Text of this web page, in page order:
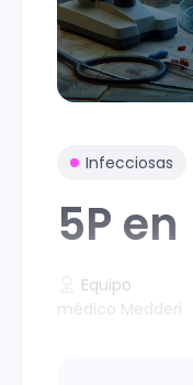
Infecciosas
5P en
Equipo
médico Medderi